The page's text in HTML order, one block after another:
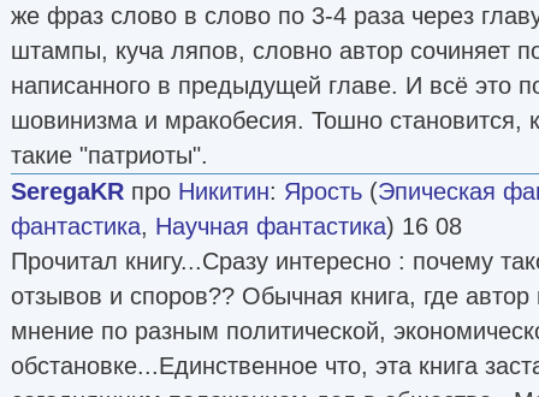
же фраз слово в слово по 3-4 раза через
штампы, куча ляпов, словно автор сочиняет
написанного в предыдущей главе. И всё это
шовинизма и мракобесия. Тошно становится,
такие "патриоты".
SeregaKR про Никитин: Ярость (Эпическая
фантастика, Научная фантастика) 16 08
Прочитал книгу...Сразу интересно : почему
отзывов и споров?? Обычная книга, где автор
мнение по разным политической,
обстановке...Единственное что, эта книга